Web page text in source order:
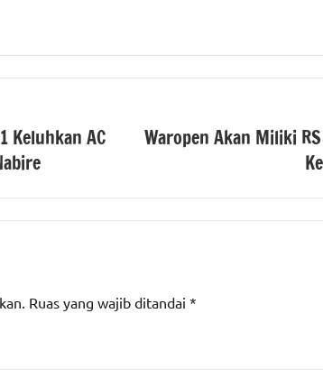
Keluhkan AC
Waropen Akan Miliki
Ruas yang wajib ditandai *